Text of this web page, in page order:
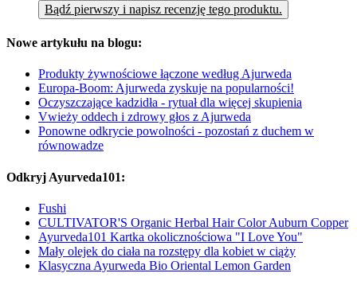
Bądź pierwszy i napisz recenzję tego produktu.
Nowe artykułu na blogu:
Produkty żywnościowe łączone według Ajurweda
Europa-Boom: Ajurweda zyskuje na popularności!
Oczyszczające kadzidła - rytuał dla więcej skupienia
Vwieży oddech i zdrowy głos z Ajurweda
Ponowne odkrycie powolności - pozostań z duchem w
równowadze
Odkryj Ayurveda101:
Fushi
CULTIVATOR'S Organic Herbal Hair Color Auburn Copper
Ayurveda101 Kartka okolicznościowa "I Love You"
Mały olejek do ciała na rozstępy dla kobiet w ciąży
Klasyczna Ayurweda Bio Oriental Lemon Garden